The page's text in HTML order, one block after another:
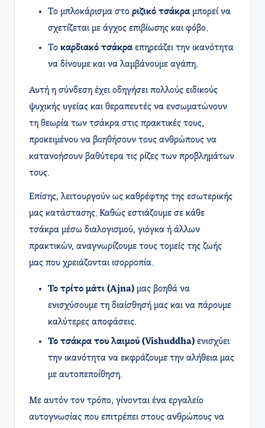
Το μπλοκάρισμα στο ριζικό τσάκραμπορεί να
σχετίζεται με άγχος επιβίωσης και φόβο.
Το καρδιακό τσάκραεπηρεάζει την ικανότητα
να δίνουμε και να λαμβάνουμε αγάπη.
Αυτή η σύνδεση έχει οδηγήσει πολλούς ειδικούς
ψυχικής υγείας και θεραπευτές να ενσωματώνουν
τη θεωρία των τσάκρα στις πρακτικές τους,
προκειμένου να βοηθήσουν τους ανθρώπους να
κατανοήσουν βαθύτερα τις ρίζες των προβλημάτων
τους.
Επίσης, λειτουργούν ως καθρέφτης της εσωτερικής
μας κατάστασης. Καθώς εστιάζουμε σε κάθε
τσάκρα μέσω διαλογισμού, γιόγκα ή άλλων
πρακτικών, αναγνωρίζουμε τους τομείς της ζωής
μας που χρειάζονται ισορροπία.
Το τρίτο μάτι (Ajna) μας βοηθά να
ενισχύσουμε τη διαίσθησή μας και να πάρουμε
καλύτερες αποφάσεις.
Το τσάκρα του λαιμού (Vishuddha) ενισχύει
την ικανότητα να εκφράζουμε την αλήθεια μας
με αυτοπεποίθηση.
Με αυτόν τον τρόπο, γίνονται ένα εργαλείο
αυτογνωσίας που επιτρέπει στους ανθρώπους να